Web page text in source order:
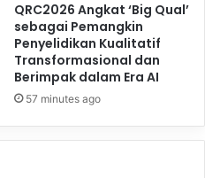
QRC2026 Angkat ‘Big Qual’
sebagai Pemangkin
Penyelidikan Kualitatif
Transformasional dan
Berimpak dalam Era AI
57 minutes ago